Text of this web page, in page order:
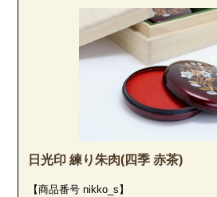
日光印 練り朱肉(四季 赤茶)
【商品番号 nikko_s】